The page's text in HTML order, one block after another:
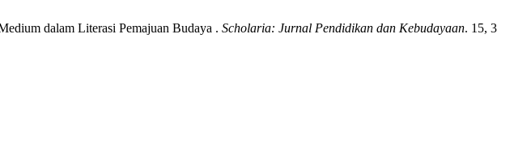
dalam Literasi Pemajuan Budaya . Scholaria: Jurnal Pendidikan dan Kebudayaan. 15, 3